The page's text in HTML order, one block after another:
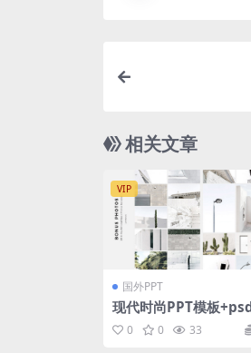
相关文章
VIP
国外PPT
现代时尚PPT模板
机 0 0 33